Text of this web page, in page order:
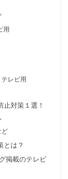
用
レビ用
対策１選！
ど
とは？
掲載のテレビ